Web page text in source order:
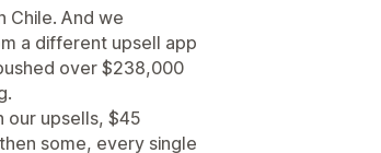
Chile. And we
a different upsell app
over $238,000
our upsells, $45
some, every single